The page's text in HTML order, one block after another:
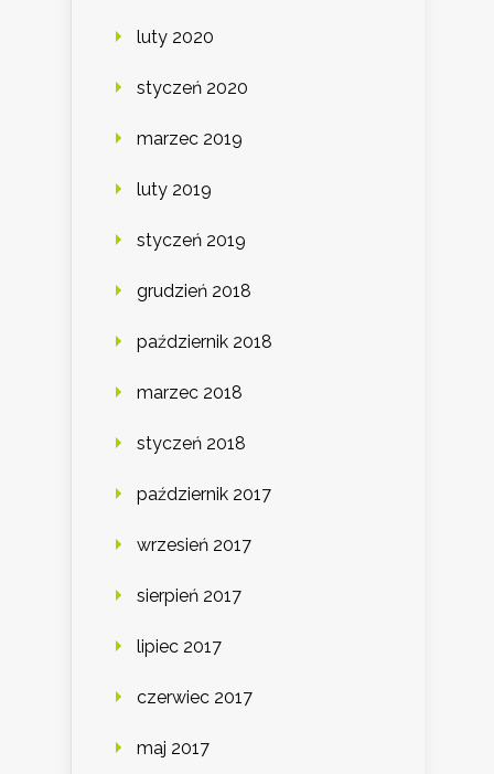
luty 2020
styczeń 2020
marzec 2019
luty 2019
styczeń 2019
grudzień 2018
październik 2018
marzec 2018
styczeń 2018
październik 2017
wrzesień 2017
sierpień 2017
lipiec 2017
czerwiec 2017
maj 2017